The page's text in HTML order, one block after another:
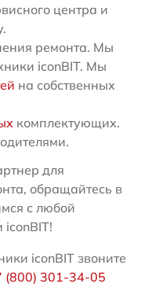
центра и
ремонта. Мы
iconBIT. Мы
на собственных
комплектующих.
для
обращайтесь в
с любой
iconBIT звоните
(800) 301-34-05